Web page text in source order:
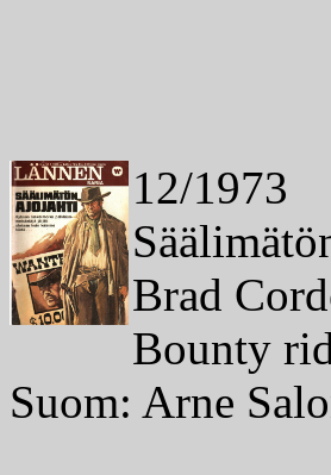
12/1973
Brad
Bounty
Suom: Arne